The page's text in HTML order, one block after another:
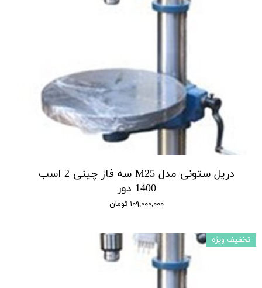
دریل ستونی مدل M25 سه فاز چینی 2 اسب
1400 دور
۱۰۹,۰۰۰,۰۰۰ تومان
تخفیف ویژه